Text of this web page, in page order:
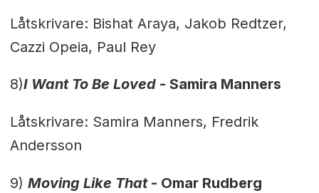
Låtskrivare: Bishat Araya, Jakob Redtzer,
Cazzi Opeia, Paul Rey
8)I Want To Be Loved- Samira Manners
Låtskrivare: Samira Manners, Fredrik
Andersson
9) Moving Like That - Omar Rudberg